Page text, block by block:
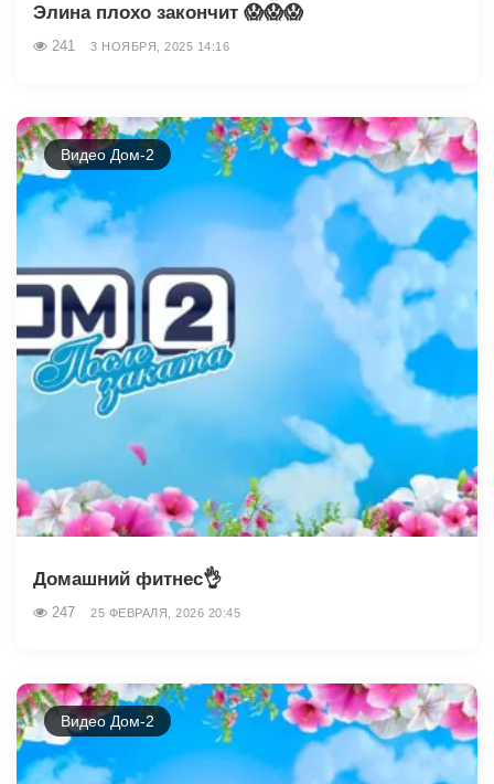
Элина плохо закончит 😱😱😱
241 3 НОЯБРЯ, 2025 14:16
Видео Дом-2
Домашний фитнес👌
247 25 ФЕВРАЛЯ, 2026 20:45
Видео Дом-2